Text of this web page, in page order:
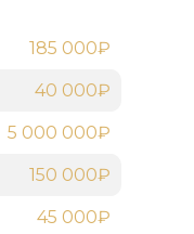
185 000₽
40 000₽
5 000 000₽
150 000₽
45 000₽